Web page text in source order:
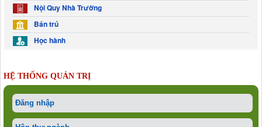
Nội Quy Nhà Trường
Bán trú
Học hành
HỆ THỐNG QUẢN TRỊ
Đăng nhập